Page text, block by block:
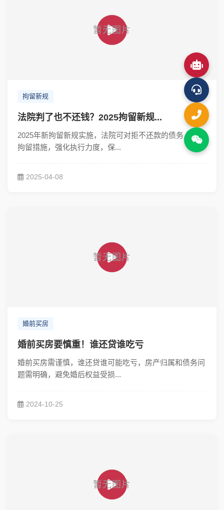
拘留新规
法院判了也不还钱？2025拘留新规...
2025年新拘留新规实施，法院可对拒不还款的债务人采取
拘留措施，强化执行力度，保...
2025-04-08
婚前买房
婚前买房要慎重！谁还贷谁吃亏
婚前买房需谨慎，谁还贷谁可能吃亏，房产归属和债务问
题需明确，避免婚后权益受损...
2024-10-25